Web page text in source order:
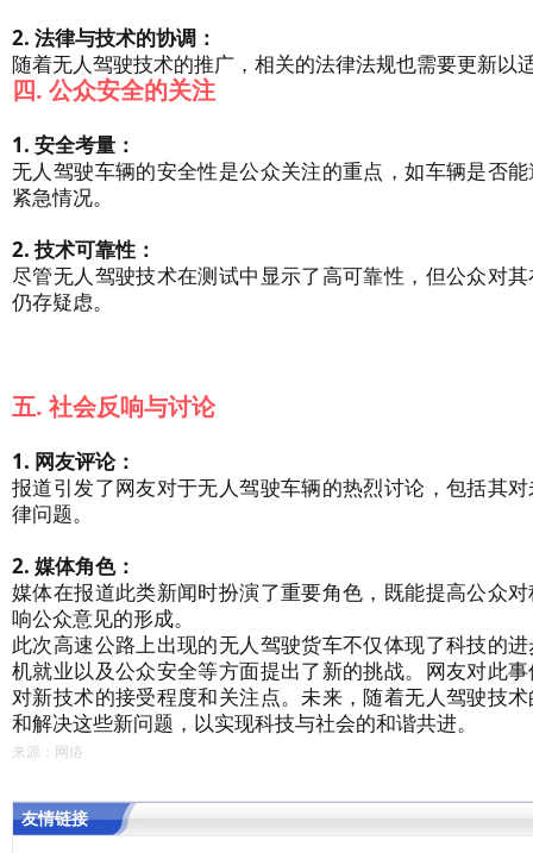
2. 法律与技术的协调：
随着无人驾驶技术的推广，相关的法律法规也需要更新以
四. 公众安全的关注
1. 安全考量：
无人驾驶车辆的安全性是公众关注的重点，如车辆是否
紧急情况。
2. 技术可靠性：
尽管无人驾驶技术在测试中显示了高可靠性，但公众对
仍存疑虑。
五. 社会反响与讨论
1. 网友评论：
报道引发了网友对于无人驾驶车辆的热烈讨论，包括其
律问题。
2. 媒体角色：
媒体在报道此类新闻时扮演了重要角色，既能提高公众
响公众意见的形成。
此次高速公路上出现的无人驾驶货车不仅体现了科技的
机就业以及公众安全等方面提出了新的挑战。网友对此
对新技术的接受程度和关注点。未来，随着无人驾驶技
和解决这些新问题，以实现科技与社会的和谐共进。
来源：网络
友情链接